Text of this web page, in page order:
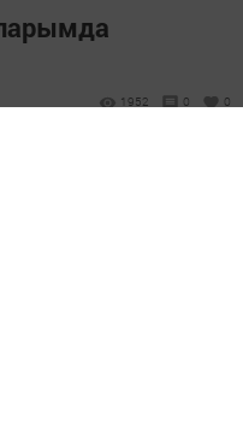
1952 0 0